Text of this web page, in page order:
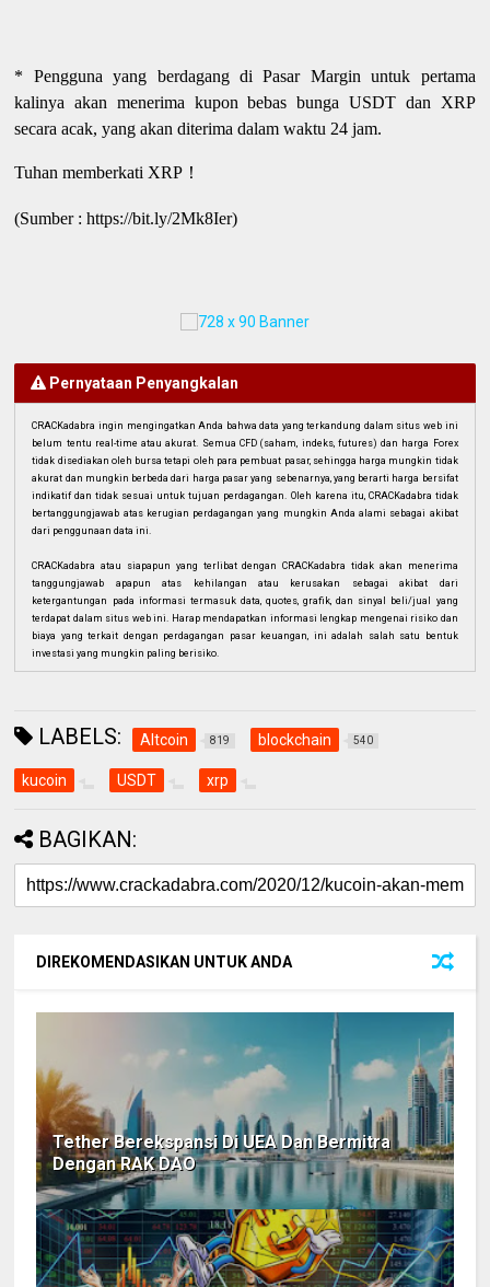
* Pengguna yang berdagang di Pasar Margin untuk pertama
kalinya akan menerima kupon bebas bunga USDT dan XRP
secara acak, yang akan diterima dalam waktu 24 jam.
Tuhan memberkati XRP ！
(Sumber : https://bit.ly/2Mk8Ier)
Pernyataan Penyangkalan
CRACKadabra ingin mengingatkan Anda bahwa data yang terkandung dalam situs web ini
belum tentu real-time atau akurat. Semua CFD (saham, indeks, futures) dan harga Forex
tidak disediakan oleh bursa tetapi oleh para pembuat pasar, sehingga harga mungkin tidak
akurat dan mungkin berbeda dari harga pasar yang sebenarnya, yang berarti harga bersifat
indikatif dan tidak sesuai untuk tujuan perdagangan. Oleh karena itu, CRACKadabra tidak
bertanggungjawab atas kerugian perdagangan yang mungkin Anda alami sebagai akibat
dari penggunaan data ini.
CRACKadabra atau siapapun yang terlibat dengan CRACKadabra tidak akan menerima
tanggungjawab apapun atas kehilangan atau kerusakan sebagai akibat dari
ketergantungan pada informasi termasuk data, quotes, grafik, dan sinyal beli/jual yang
terdapat dalam situs web ini. Harap mendapatkan informasi lengkap mengenai risiko dan
biaya yang terkait dengan perdagangan pasar keuangan, ini adalah salah satu bentuk
investasi yang mungkin paling berisiko.
LABELS: Altcoin 819 blockchain 540
kucoin USDT xrp
BAGIKAN:
DIREKOMENDASIKAN UNTUK ANDA
Tether Berekspansi Di UEA Dan Bermitra
Dengan RAK DAO